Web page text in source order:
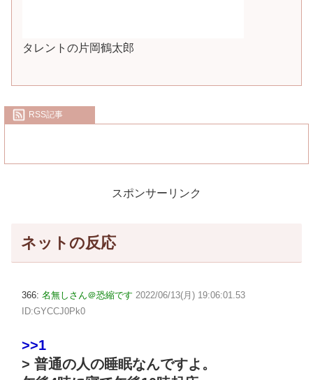
タレントの片岡鶴太郎
RSS記事
スポンサーリンク
ネットの反応
366: 名無しさん＠恐縮です 2022/06/13(月) 19:06:01.53
ID:GYCCJ0Pk0
>>1
> 普通の人の睡眠なんですよ。